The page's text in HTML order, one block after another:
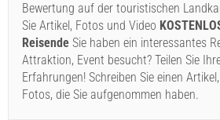
"Anfrage senden".
Bewertung auf der touristischen
Sie Artikel, Fotos und Video
Reisende Sie haben ein interessantes
Attraktion, Event besucht? Teilen Sie
Erfahrungen! Schreiben Sie einen
Fotos, die Sie aufgenommen haben.